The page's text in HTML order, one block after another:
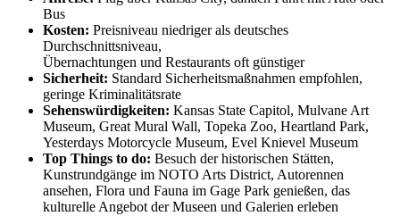
Bus
Kosten: Preisniveau niedriger als deutsches
Durchschnittsniveau,
Übernachtungen und Restaurants oft günstiger
Sicherheit: Standard Sicherheitsmaßnahmen empfohlen,
geringe Kriminalitätsrate
Sehenswürdigkeiten: Kansas State Capitol, Mulvane Art
Museum, Great Mural Wall, Topeka Zoo, Heartland Park,
Yesterdays Motorcycle Museum, Evel Knievel Museum
Top Things to do: Besuch der historischen Stätten,
Kunstrundgänge im NOTO Arts District, Autorennen
ansehen, Flora und Fauna im Gage Park genießen, das
kulturelle Angebot der Museen und Galerien erleben